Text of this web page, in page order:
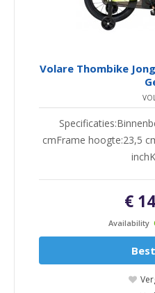
Volare Thombike
cmFrame hoogte:23,5
€
Availability